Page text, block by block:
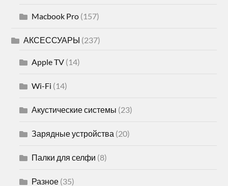
Macbook Pro (157)
АКСЕССУАРЫ (237)
Apple TV (14)
Wi-Fi (14)
Акустические системы (23)
Зарядные устройства (20)
Палки для селфи (8)
Разное (35)